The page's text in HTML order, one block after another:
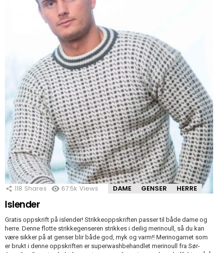
118 Shares 67.5k Views DAME GENSER HERRE
Islender
Gratis oppskrift på islender! Strikkeoppskriften passer til både dame og
herre. Denne flotte strikkegenseren strikkes i deilig merinoull, så du kan
være sikker på at genser blir både god, myk og varm!! Merinogarnet som
er brukt i denne oppskriften er superwashbehandlet merinoull fra Sør-